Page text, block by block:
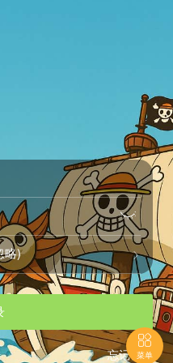


略)
忘记密码

菜单